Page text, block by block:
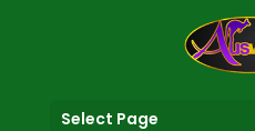
Select Page